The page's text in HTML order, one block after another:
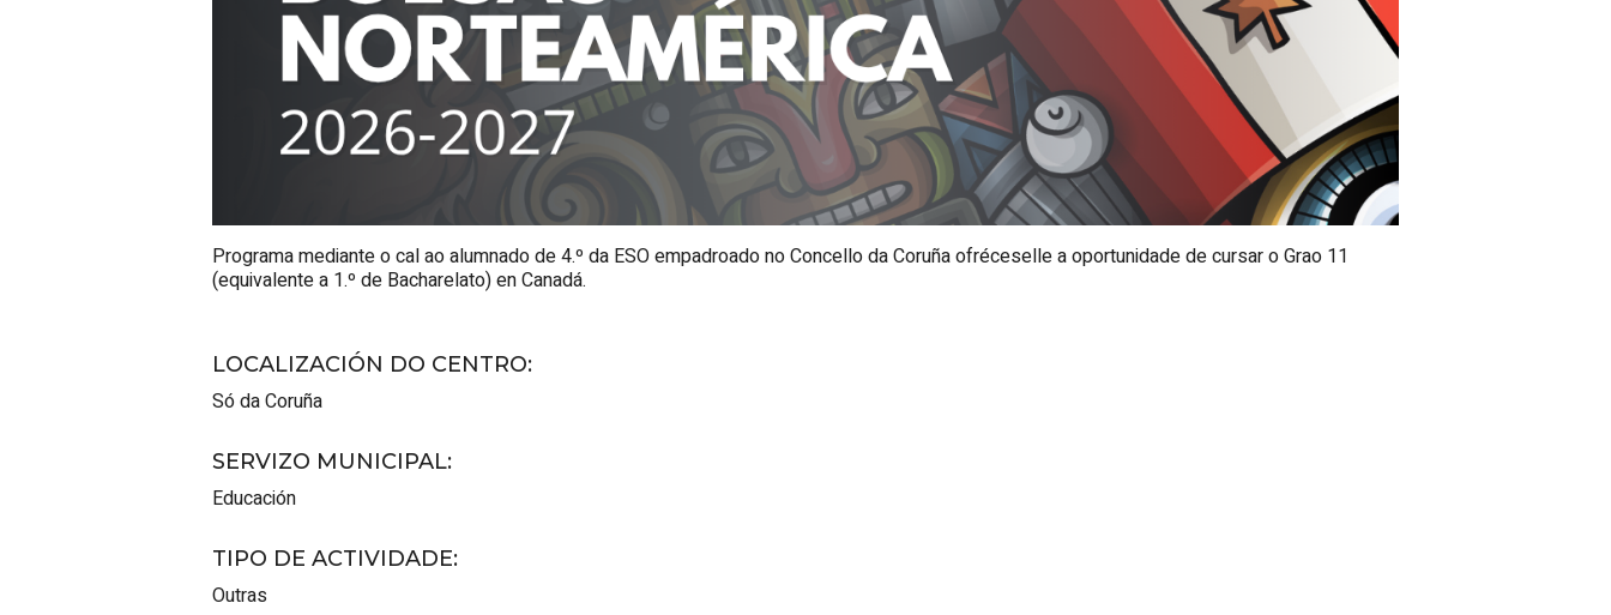
Programa mediante o cal ao alumnado de 4.º da ESO empadroado no Concello da Coruña ofréceselle a oportunidade de cursar o Grao 11
(equivalente a 1.º de Bacharelato) en Canadá.
LOCALIZACIÓN DO CENTRO:
Só da Coruña
SERVIZO MUNICIPAL:
Educación
TIPO DE ACTIVIDADE:
Outras